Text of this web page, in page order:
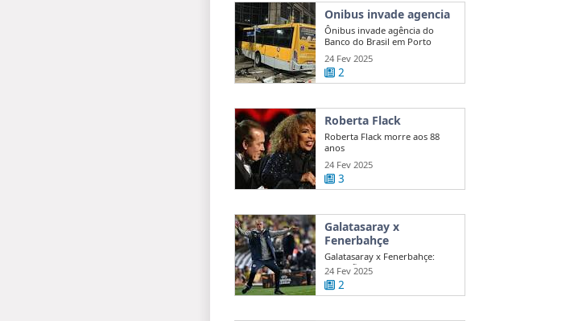
Onibus invade agencia
Ônibus invade agência do
Banco do Brasil em Porto
Alegre
24 Fev 2025
2
Roberta Flack
Roberta Flack morre aos 88
anos
24 Fev 2025
3
Galatasaray x
Fenerbahçe
Galatasaray x Fenerbahçe:
acusações de Mourinho agitam
dérbi
24 Fev 2025
2